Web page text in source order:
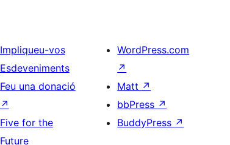
Impliqueu-vos
Esdeveniments
Feu una donació
↗
Five for the
Future
WordPress.com
↗
Matt ↗
bbPress ↗
BuddyPress ↗